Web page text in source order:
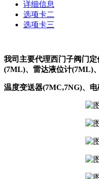
详细信息
选项卡二
选项卡三
我司主要代理西门子阀门
(7ML)、雷达液位计(7ML)
温度变送器(7MC,7NG)、